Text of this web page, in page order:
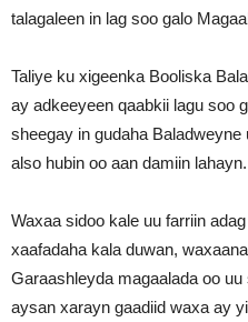
talagaleen in lag soo galo
Taliye ku xigeenka Booliska
ay adkeeyeen qaabkii lagu soo
sheegay in gudaha
also hubin oo aan damiin lahayn.
Waxaa sidoo kale uu farriin
xaafadaha kala duwan,
Garaashleyda magaalada oo
aysan xarayn gaadiid waxa ay